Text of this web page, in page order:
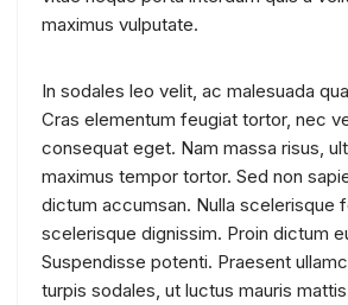
maximus vulputate.
In sodales leo velit, ac malesuada
Cras elementum feugiat tortor, nec
consequat eget. Nam massa risus,
maximus tempor tortor. Sed non
dictum accumsan. Nulla scelerisque
scelerisque dignissim. Proin dictum
Suspendisse potenti. Praesent
turpis sodales, ut luctus mauris